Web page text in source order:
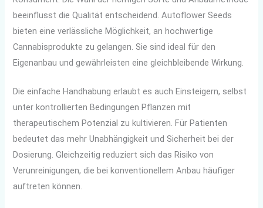
beeinflusst die Qualität entscheidend. Autoflower Seeds
bieten eine verlässliche Möglichkeit, an hochwertige
Cannabisprodukte zu gelangen. Sie sind ideal für den
Eigenanbau und gewährleisten eine gleichbleibende Wirkung.
Die einfache Handhabung erlaubt es auch Einsteigern, selbst
unter kontrollierten Bedingungen Pflanzen mit
therapeutischem Potenzial zu kultivieren. Für Patienten
bedeutet das mehr Unabhängigkeit und Sicherheit bei der
Dosierung. Gleichzeitig reduziert sich das Risiko von
Verunreinigungen, die bei konventionellem Anbau häufiger
auftreten können.